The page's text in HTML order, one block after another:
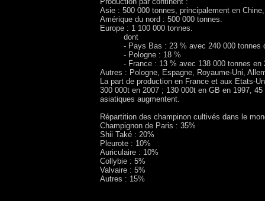
Asie : 500 000 tonnes, principalement en
Amérique du nord : 500 000 tonnes.
Europe : 1 100 000 tonnes.
dont
- Pays Bas : 23 % avec 240 000 tonnes
- Pologne : 18 %
- France : 13 % avec 138 000 tonnes
Autres : Pologne, Espagne, Royaume-Uni,
La part de production en France et aux Etats-
300 000t en 2007 ; 130 000t en GB en 1997,
asiatiques augmentent.
Répartition des champinon cultivés dans le
Champignon de Paris : 35%
Shii Také : 20%
Pleurote : 10%
Auriculaire : 10%
Collybie : 5%
Valvaire : 5%
Autres : 15%